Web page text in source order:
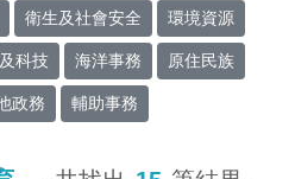
衛生及社會安全 環境資源
科技 海洋事務 原住民族
政務 輔助事務